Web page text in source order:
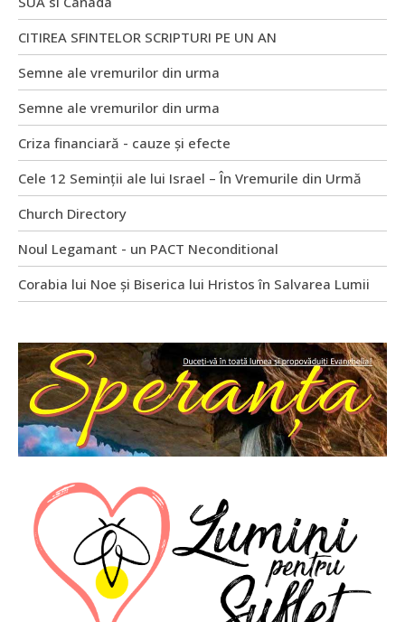
CITIREA SFINTELOR SCRIPTURI PE UN AN
Semne ale vremurilor din urma
Semne ale vremurilor din urma
Criza financiară - cauze și efecte
Cele 12 Seminții ale lui Israel – În Vremurile din Urmă
Church Directory
Noul Legamant - un PACT Neconditional
Corabia lui Noe și Biserica lui Hristos în Salvarea Lumii